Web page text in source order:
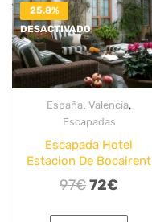
25.8%
DESACTIVADO
España,Valencia,
Escapadas
Escapada Hotel
Estacion De Bocairent
97€El
72€El